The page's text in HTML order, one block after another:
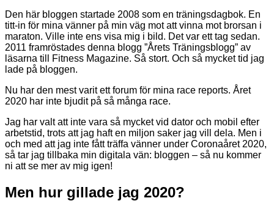
Den här bloggen startade 2008 som en träningsdagbok. En
titt-in för mina vänner på min väg mot att vinna mot brorsan i
maraton. Ville inte ens visa mig i bild. Det var ett tag sedan.
2011 framröstades denna blogg ”Årets Träningsblogg” av
läsarna till Fitness Magazine. Så stort. Och så mycket tid jag
lade på bloggen.
Nu har den mest varit ett forum för mina race reports. Året
2020 har inte bjudit på så många race.
Jag har valt att inte vara så mycket vid dator och mobil efter
arbetstid, trots att jag haft en miljon saker jag vill dela. Men i
och med att jag inte fått träffa vänner under Coronaåret 2020,
så tar jag tillbaka min digitala vän: bloggen – så nu kommer
ni att se mer av mig igen!
Men hur gillade jag 2020?